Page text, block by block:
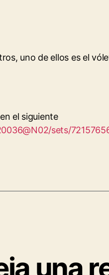
uno de ellos es el
el siguiente
sets/
una